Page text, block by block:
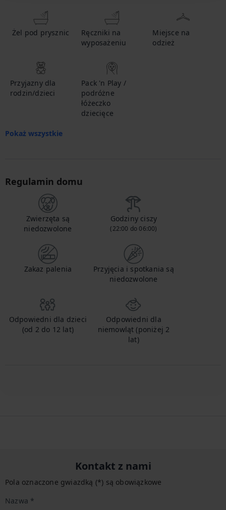
Żel pod prysznic
Ręczniki na
wyposażeniu
Miejsce na
odzież
Przyjazny dla
rodzin/dzieci
Pack 'n Play /
podróżne
łóżeczko
dziecięce
Pokaż wszystkie
Regulamin domu
Zwierzęta są
niedozwolone
Godziny ciszy
(22:00 do 06:00)
Zakaz palenia
Przyjęcia i spotkania są
niedozwolone
Odpowiedni dla dzieci
(od 2 do 12 lat)
Odpowiedni dla
niemowląt (poniżej 2
lat)
Kontakt z nami
Pola oznaczone gwiazdką (*) są obowiązkowe
Nazwa *